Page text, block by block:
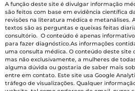
A função deste site é divulgar informação
são feitos com base em evidência científica
revisões na literatura médica e metanálises.
textos são as perguntas e queixas feitas
consultório. O conteúdo é apenas
para fazer diagnóstico.As informações
uma consulta médica. O conteúdo deste
mas não exclusivamente, a mulheres de
alguma dúvida ou gostaria de saber mais
entre em contato. Este site usa Google
tráfego de visualizações. Qualquer